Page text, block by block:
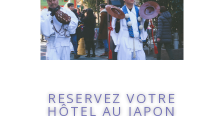
RESERVEZ VOTRE
HÔTEL AU JAPON